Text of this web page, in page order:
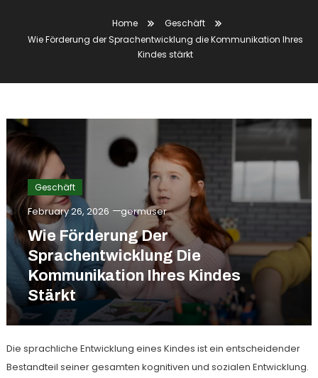
Home
Geschäft
Wie Förderung der Sprachentwicklung die Kommunikation Ihres
Kindes stärkt
Geschäft
February 26, 2026 germuser
Wie Förderung Der
Sprachentwicklung Die
Kommunikation Ihres Kindes
Stärkt
Die sprachliche Entwicklung eines Kindes ist ein entscheidender
Bestandteil seiner gesamten kognitiven und sozialen Entwicklung.